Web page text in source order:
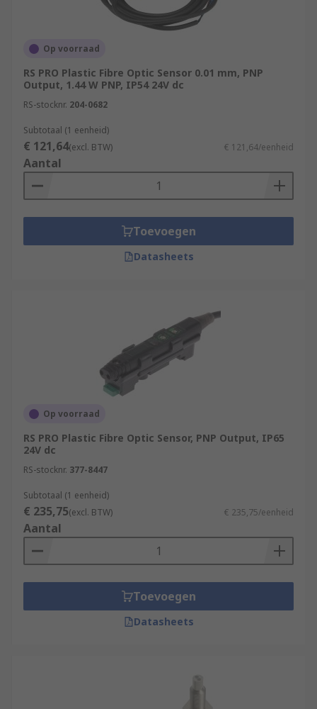
Op voorraad
RS PRO Plastic Fibre Optic Sensor 0.01 mm, PNP
Output, 1.44 W PNP, IP54 24V dc
RS-stocknr. 204-0682
Subtotaal (1 eenheid)
€ 121,64(excl. BTW) € 121,64/eenheid
Aantal
Toevoegen
Datasheets
Op voorraad
RS PRO Plastic Fibre Optic Sensor, PNP Output, IP65
24V dc
RS-stocknr. 377-8447
Subtotaal (1 eenheid)
€ 235,75(excl. BTW) € 235,75/eenheid
Aantal
Toevoegen
Datasheets